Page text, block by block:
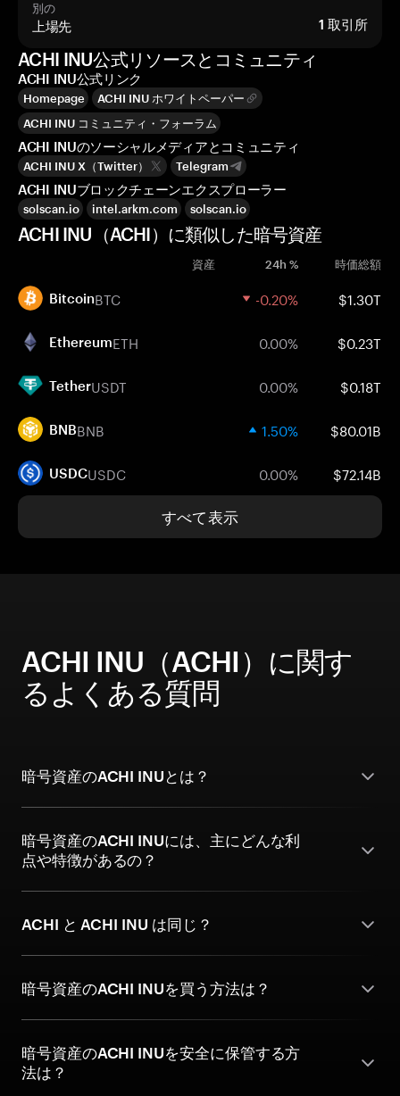
別の
上場先 1 取引所
ACHI INU公式リソースとコミュニティ
ACHI INU公式リンク
Homepage
ACHI INU ホワイトペーパー
ACHI INU コミュニティ・フォーラム
ACHI INUのソーシャルメディアとコミュニティ
ACHI INU X（Twitter） Telegram
ACHI INUブロックチェーンエクスプローラー
solscan.io intel.arkm.com solscan.io
ACHI INU（ACHI）に類似した暗号資産
資産 24h % 時価総額
BitcoinBTC -0.20% $1.30T
EthereumETH 0.00% $0.23T
TetherUSDT 0.00% $0.18T
BNBBNB 1.50% $80.01B
USDCUSDC 0.00% $72.14B
すべて表示
ACHI INU（ACHI）に関す
るよくある質問
暗号資産のACHI INUとは？
暗号資産のACHI INUには、主にどんな利
点や特徴があるの？
ACHI と ACHI INU は同じ？
暗号資産のACHI INUを買う方法は？
暗号資産のACHI INUを安全に保管する方
法は？